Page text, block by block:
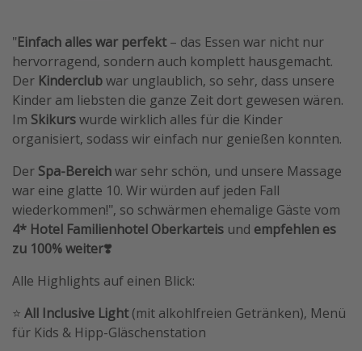
"Einfach alles war perfekt– das Essen war nicht nur
hervorragend, sondern auch komplett hausgemacht.
Der Kinderclubwar unglaublich, so sehr, dass unsere
Kinder am liebsten die ganze Zeit dort gewesen wären.
Im Skikurswurde wirklich alles für die Kinder
organisiert, sodass wir einfach nur genießen konnten.
Der Spa-Bereichwar sehr schön, und unsere Massage
war eine glatte 10. Wir würden auf jeden Fall
wiederkommen!", so schwärmen ehemalige Gäste vom
4* Hotel Familienhotel Oberkarteis und empfehlen es
zu 100% weiter❣️
Alle Highlights auf einen Blick:
⭐️ All Inclusive Light(mit alkohlfreien Getränken), Menü
für Kids & Hipp-Gläschenstation